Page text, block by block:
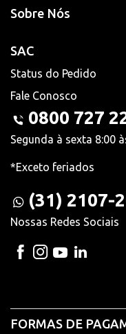
Sobre Nós
SAC
Status do Pedido
Fale Conosco
0800 727
Segunda à sexta 8:00
*Exceto feriados
(31) 2107-
Nossas Redes Sociais
FORMAS DE